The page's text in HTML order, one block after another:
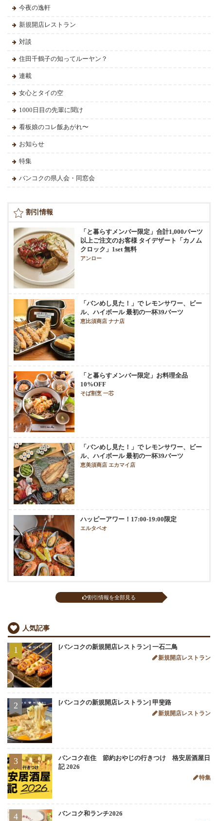
今夜の逸軒
新規開店レストラン
対談
住田千鶴子の知ってルーヤン？
連載
女心とタイの空
1000日目の先輩に聞け
看板娘のコレ飯あがれ〜
お知らせ
特集
バンコクの県人会・同窓会
割引情報
「と暮らすメンバー限定」合計1,000バーツ
以上ご注文のお客様 タイデザート「カノム
クロック」1set 無料
アンロー
「バンめし見た！」で レモンサワー、ビー
ル、ハイボール 最初の一杯39バーツ
恵比須商店 ナナ店
「と暮らすメンバー限定」お料理全品
10%OFF
そば割烹 一芯
「バンめし見た！」で レモンサワー、ビー
ル、ハイボール 最初の一杯39バーツ
恵美須商店 エカマイ店
ハッピーアワー！17:00-19:00限定
エルタペオ
割引情報を全部見る
人気記事
1 [バンコクの新規開店レストラン] 一石二鳥
新規開店レストラン
2 [バンコクの新規開店レストラン] 甲斐路
新規開店レストラン
3
バンコク在住 節約おやじの行きつけ 格安居酒屋日
記 2026
特集
4 バンコク和ランチ2026